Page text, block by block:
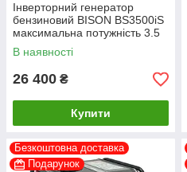
Інверторний генератор
бензиновий BISON BS3500iS
максимальна потужність 3.5
кВт
В наявності
26 400 ₴
Купити
Безкоштовна доставка
Подарунок